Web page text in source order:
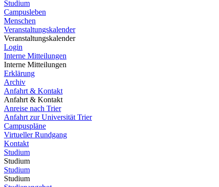
Studium
Campusleben
Menschen
Veranstaltungskalender
Veranstaltungskalender
Login
Interne Mitteilungen
Interne Mitteilungen
Erklärung
Archiv
Anfahrt & Kontakt
Anfahrt & Kontakt
Anreise nach Trier
Anfahrt zur Universität Trier
Campuspläne
Virtueller Rundgang
Kontakt
Studium
Studium
Studium
Studium